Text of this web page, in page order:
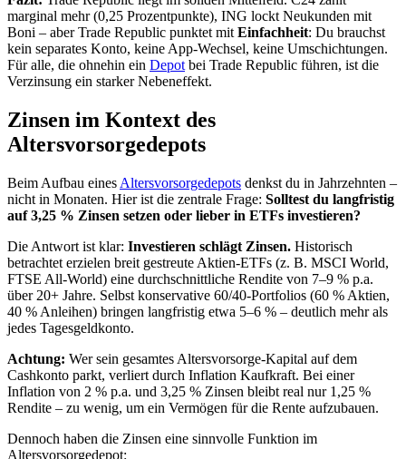
marginal mehr (0,25 Prozentpunkte), ING lockt Neukunden mit
Boni – aber Trade Republic punktet mit Einfachheit: Du brauchst
kein separates Konto, keine App-Wechsel, keine Umschichtungen.
Für alle, die ohnehin ein Depot bei Trade Republic führen, ist die
Verzinsung ein starker Nebeneffekt.
Zinsen im Kontext des
Altersvorsorgedepots
Beim Aufbau eines Altersvorsorgedepots denkst du in Jahrzehnten –
nicht in Monaten. Hier ist die zentrale Frage: Solltest du langfristig
auf 3,25 % Zinsen setzen oder lieber in ETFs investieren?
Die Antwort ist klar: Investieren schlägt Zinsen. Historisch
betrachtet erzielen breit gestreute Aktien-ETFs (z. B. MSCI World,
FTSE All-World) eine durchschnittliche Rendite von 7–9 % p.a.
über 20+ Jahre. Selbst konservative 60/40-Portfolios (60 % Aktien,
40 % Anleihen) bringen langfristig etwa 5–6 % – deutlich mehr als
jedes Tagesgeldkonto.
Achtung: Wer sein gesamtes Altersvorsorge-Kapital auf dem
Cashkonto parkt, verliert durch Inflation Kaufkraft. Bei einer
Inflation von 2 % p.a. und 3,25 % Zinsen bleibt real nur 1,25 %
Rendite – zu wenig, um ein Vermögen für die Rente aufzubauen.
Dennoch haben die Zinsen eine sinnvolle Funktion im
Altersvorsorgedepot: